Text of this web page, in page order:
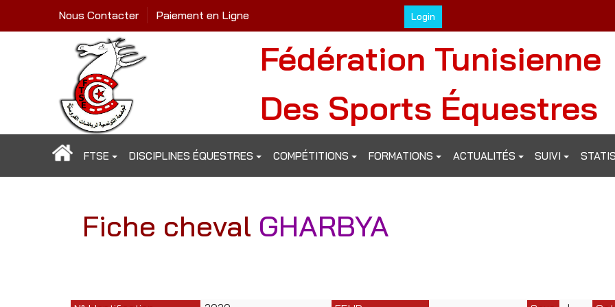
Login
Nous Contacter Paiement en Ligne
Fédération Tunisienne
Des Sports Équestres
FTSE DISCIPLINES ÉQUESTRES COMPÉTITIONS FORMATIONS ACTUALITÉS SUIVI
Fiche cheval GHARBYA